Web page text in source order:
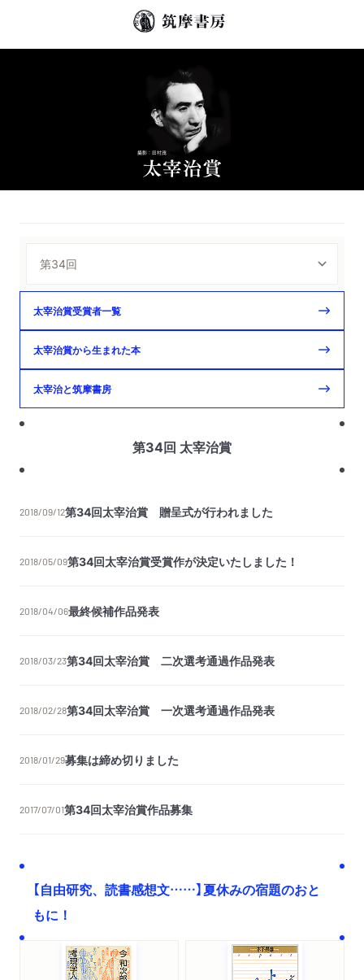
太宰治賞受賞者一覧
太宰治賞から生まれた本
太宰治と筑摩書房
第34回 太宰治賞
2018/09/12第34回太宰治賞 贈呈式が行われました
2018/05/09第34回太宰治賞受賞作が決定いたしました！
2018/04/06最終候補作品発表
2018/03/23第34回太宰治賞 二次選考通過作品発表
2018/02/28第34回太宰治賞 一次選考通過作品発表
2018/01/29募集は締め切りました
2017/07/01第34回太宰治賞作品募集
【自由研究、読書感想文……】夏休みの宿題のおと
もに！